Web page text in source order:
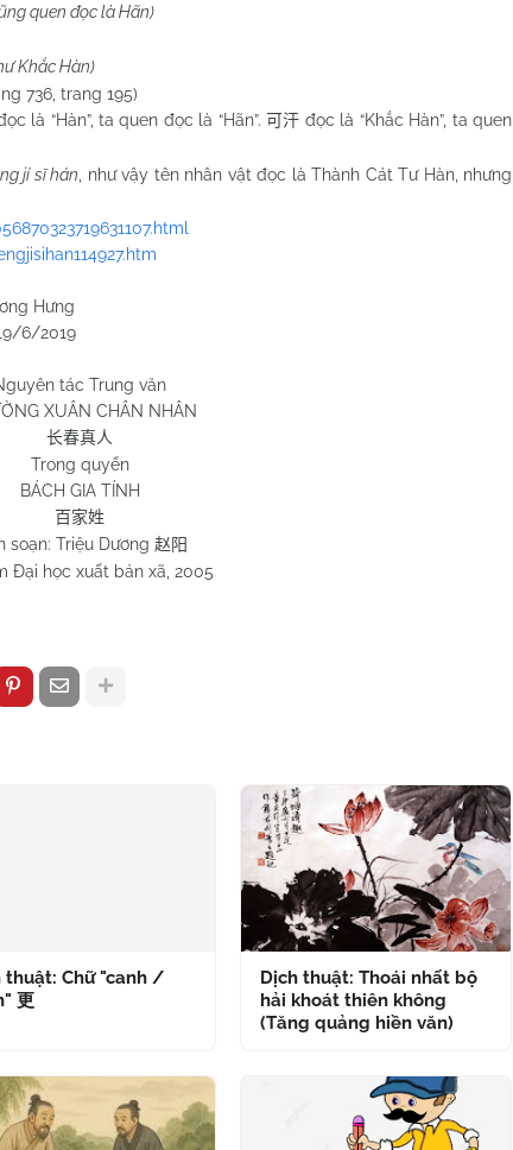
quen đọc là Hãn)
Khắc Hàn)
736, trang 195)
là “Hàn”, ta quen đọc là “Hãn”. 可汗 đọc là “Khắc Hàn”, ta quen
jí sī hán , như vậy tên nhân vật đọc là Thành Cát Tư Hàn, nhưng
tác Trung văn
XUÂN CHÂN NHÂN
长春真人
Trong quyển
BÁCH GIA TÍNH
百家姓
soạn: Triệu Dương 赵阳
Đại học xuất bản xã, 2005
thuật: Chữ "canh /
更
Dịch thuật: Thoái nhất bộ
hải khoát thiên không
(Tăng quảng hiền văn)